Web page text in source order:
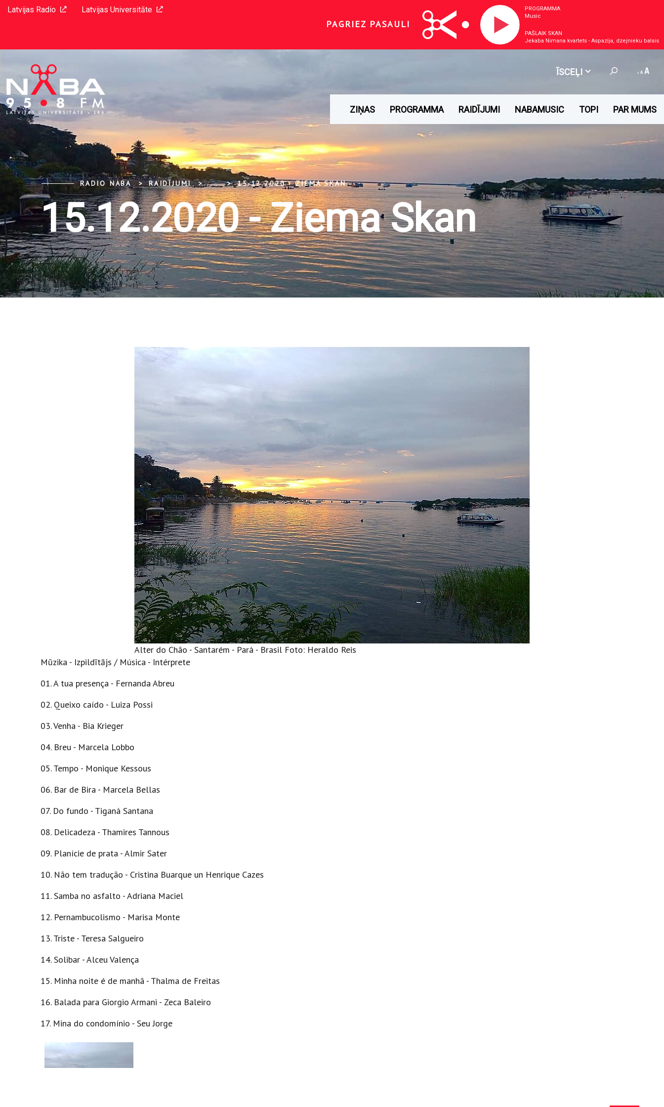
Latvijas Radio Latvijas Universitāte
PAGRIEZ PASAULI
PROGRAMMA
Music
PAŠLAIK SKAN
Jekaba Nimana kvartets - Aspazija, dzejnieku balsis
ĪSCEĻI
ZIŅAS PROGRAMMA RAIDĪJUMI NABAMUSIC TOPI PAR MUMS
RADIO NABA RAIDĪJUMI ... 15.12.2020 - ZIEMA SKAN
15.12.2020 - Ziema Skan
Alter do Chão - Santarém - Pará - Brasil Foto: Heraldo Reis
Mūzika - Izpildītājs / Música - Intérprete
01. A tua presença - Fernanda Abreu
02. Queixo caído - Luiza Possi
03. Venha - Bia Krieger
04. Breu - Marcela Lobbo
05. Tempo - Monique Kessous
06. Bar de Bira - Marcela Bellas
07. Do fundo - Tiganá Santana
08. Delicadeza - Thamires Tannous
09. Planície de prata - Almir Sater
10. Não tem tradução - Cristina Buarque un Henrique Cazes
11. Samba no asfalto - Adriana Maciel
12. Pernambucolismo - Marisa Monte
13. Triste - Teresa Salgueiro
14. Solibar - Alceu Valença
15. Minha noite é de manhã - Thalma de Freitas
16. Balada para Giorgio Armani - Zeca Baleiro
17. Mina do condomínio - Seu Jorge